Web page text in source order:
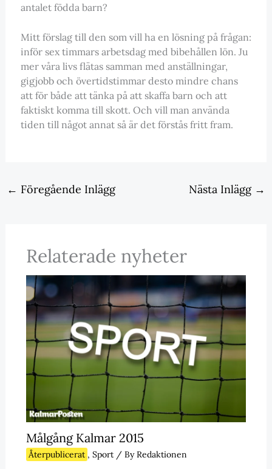
antalet födda barn?
Mitt förslag till den som vill ha en lösning på frågan:
inför sex timmars arbetsdag med bibehållen lön. Ju
mer våra livs flätas samman med anställningar,
gigjobb och övertidstimmar desto mindre chans
att för både att tänka på att skaffa barn och att
faktiskt komma till skott. Och vill man använda
tiden till något annat så är det förstås fritt fram.
← Föregående Inlägg Nästa Inlägg →
Relaterade nyheter
Målgång Kalmar 2015
Återpublicerat , Sport/ ByRedaktionen